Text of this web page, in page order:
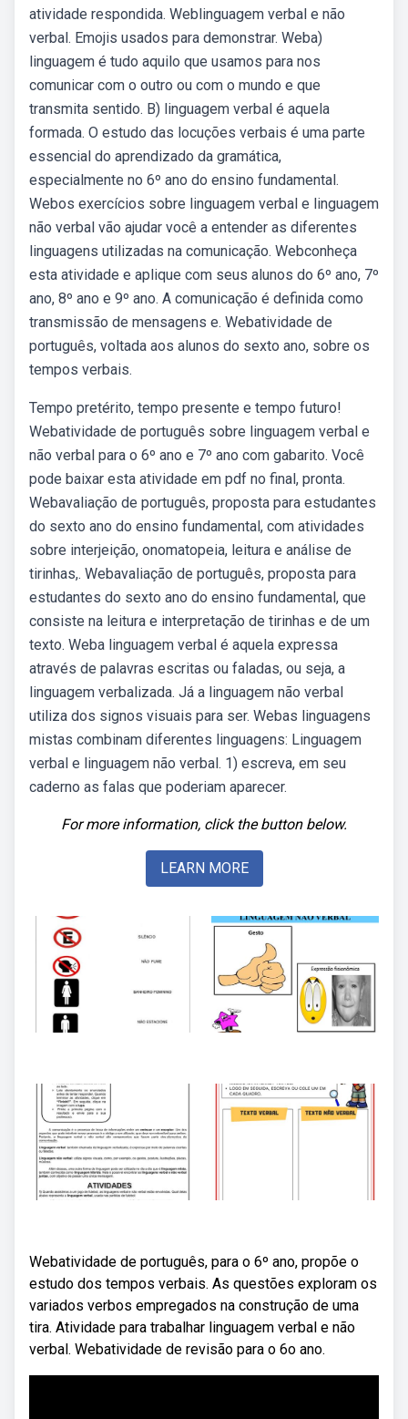
atividade respondida. Weblinguagem verbal e não
verbal. Emojis usados para demonstrar. Weba)
linguagem é tudo aquilo que usamos para nos
comunicar com o outro ou com o mundo e que
transmita sentido. B) linguagem verbal é aquela
formada. O estudo das locuções verbais é uma parte
essencial do aprendizado da gramática,
especialmente no 6º ano do ensino fundamental.
Webos exercícios sobre linguagem verbal e linguagem
não verbal vão ajudar você a entender as diferentes
linguagens utilizadas na comunicação. Webconheça
esta atividade e aplique com seus alunos do 6º ano, 7º
ano, 8º ano e 9º ano. A comunicação é definida como
transmissão de mensagens e. Webatividade de
português, voltada aos alunos do sexto ano, sobre os
tempos verbais.
Tempo pretérito, tempo presente e tempo futuro!
Webatividade de português sobre linguagem verbal e
não verbal para o 6º ano e 7º ano com gabarito. Você
pode baixar esta atividade em pdf no final, pronta.
Webavaliação de português, proposta para estudantes
do sexto ano do ensino fundamental, com atividades
sobre interjeição, onomatopeia, leitura e análise de
tirinhas,. Webavaliação de português, proposta para
estudantes do sexto ano do ensino fundamental, que
consiste na leitura e interpretação de tirinhas e de um
texto. Weba linguagem verbal é aquela expressa
através de palavras escritas ou faladas, ou seja, a
linguagem verbalizada. Já a linguagem não verbal
utiliza dos signos visuais para ser. Webas linguagens
mistas combinam diferentes linguagens: Linguagem
verbal e linguagem não verbal. 1) escreva, em seu
caderno as falas que poderiam aparecer.
For more information, click the button below.
LEARN MORE
Webatividade de português, para o 6º ano, propõe o
estudo dos tempos verbais. As questões exploram os
variados verbos empregados na construção de uma
tira. Atividade para trabalhar linguagem verbal e não
verbal. Webatividade de revisão para o 6o ano.